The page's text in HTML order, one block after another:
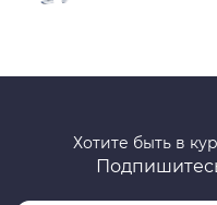
Хотите быть в